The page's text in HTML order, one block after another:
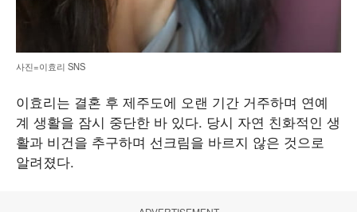
사진=이효리 SNS
이효리는 결혼 후 제주도에 오랜 기간 거주하며 연예
계 생활을 잠시 중단한 바 있다. 당시 자연 친화적인 생
활과 비건을 추구하며 선크림을 바르지 않은 것으로
알려졌다.